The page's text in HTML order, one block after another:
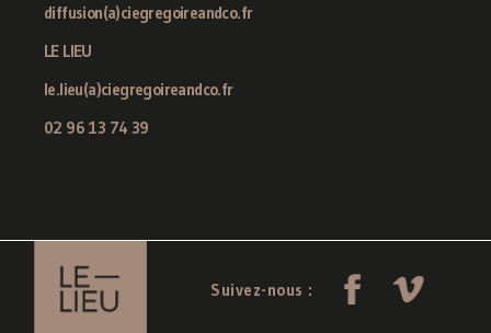
diffusion(a)ciegregoireandco.fr
LE LIEU
le.lieu(a)ciegregoireandco.fr
02 96 13 74 39
Suivez-nous :